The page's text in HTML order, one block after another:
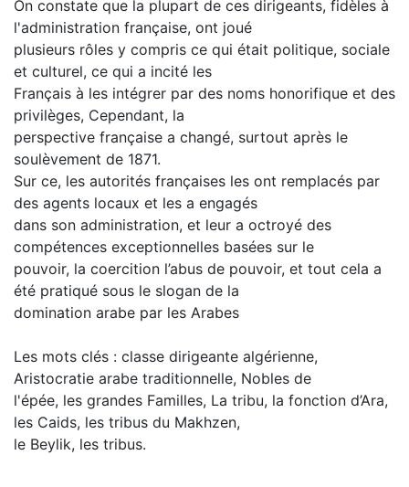
On constate que la plupart de ces dirigeants, fidèles à
l'administration française, ont joué
plusieurs rôles y compris ce qui était politique, sociale
et culturel, ce qui a incité les
Français à les intégrer par des noms honorifique et des
privilèges, Cependant, la
perspective française a changé, surtout après le
soulèvement de 1871.
Sur ce, les autorités françaises les ont remplacés par
des agents locaux et les a engagés
dans son administration, et leur a octroyé des
compétences exceptionnelles basées sur le
pouvoir, la coercition l’abus de pouvoir, et tout cela a
été pratiqué sous le slogan de la
domination arabe par les Arabes
Les mots clés : classe dirigeante algérienne,
Aristocratie arabe traditionnelle, Nobles de
l'épée, les grandes Familles, La tribu, la fonction d’Ara,
les Caids, les tribus du Makhzen,
le Beylik, les tribus.